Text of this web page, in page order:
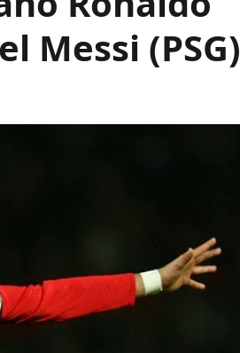
Messi (PSG)